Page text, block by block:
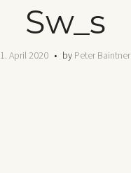
Sw_s
1. April 2020 by Peter Baintner